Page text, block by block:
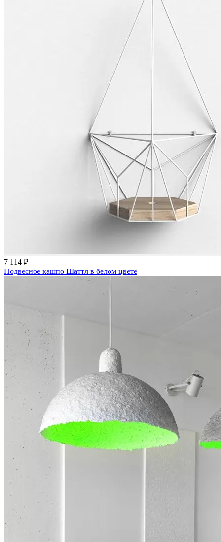
7 114 ₽
Подвесное кашпо Шаттл в белом цвете